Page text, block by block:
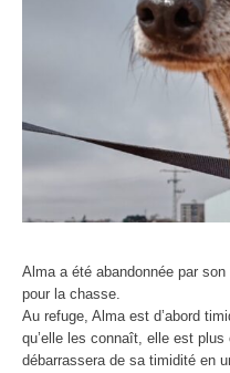
Alma a été abandonnée par
pour la chasse.
Au refuge, Alma est d’abord
qu’elle les connaît, elle est
débarrassera de sa timidité en